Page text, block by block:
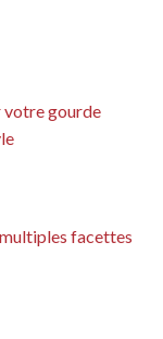
votre gourde
facettes